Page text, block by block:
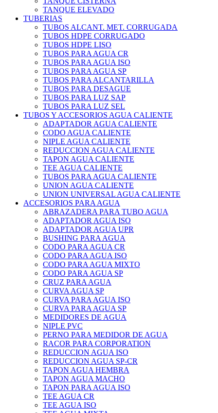
TANQUE ELEVADO
TUBERIAS
TUBOS ALCANT. MET. CORRUGADA
TUBOS HDPE CORRUGADO
TUBOS HDPE LISO
TUBOS PARA AGUA CR
TUBOS PARA AGUA ISO
TUBOS PARA AGUA SP
TUBOS PARA ALCANTARILLA
TUBOS PARA DESAGUE
TUBOS PARA LUZ SAP
TUBOS PARA LUZ SEL
TUBOS Y ACCESORIOS AGUA CALIENTE
ADAPTADOR AGUA CALIENTE
CODO AGUA CALIENTE
NIPLE AGUA CALIENTE
REDUCCION AGUA CALIENTE
TAPON AGUA CALIENTE
TEE AGUA CALIENTE
TUBOS PARA AGUA CALIENTE
UNION AGUA CALIENTE
UNION UNIVERSAL AGUA CALIENTE
ACCESORIOS PARA AGUA
ABRAZADERA PARA TUBO AGUA
ADAPTADOR AGUA ISO
ADAPTADOR AGUA UPR
BUSHING PARA AGUA
CODO PARA AGUA CR
CODO PARA AGUA ISO
CODO PARA AGUA MIXTO
CODO PARA AGUA SP
CRUZ PARA AGUA
CURVA AGUA SP
CURVA PARA AGUA ISO
CURVA PARA AGUA SP
MEDIDORES DE AGUA
NIPLE PVC
PERNO PARA MEDIDOR DE AGUA
RACOR PARA CORPORATION
REDUCCION AGUA ISO
REDUCCION AGUA SP-CR
TAPON AGUA HEMBRA
TAPON AGUA MACHO
TAPON PARA AGUA ISO
TEE AGUA CR
TEE AGUA ISO